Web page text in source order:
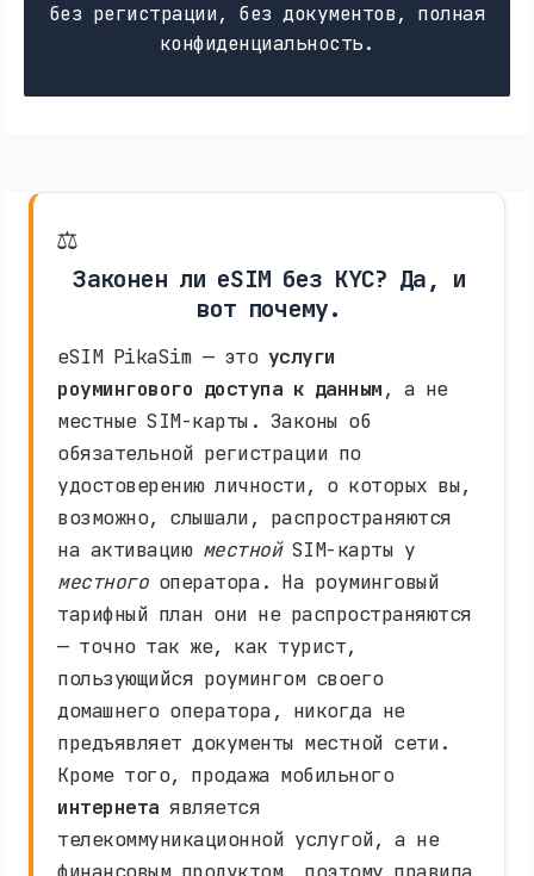
без регистрации, без документов, полная
конфиденциальность.
⚖️
Законен ли eSIM без KYC? Да, и
вот почему.
eSIM PikaSim — это услуги
роумингового доступа к данным, а не
местные SIM-карты. Законы об
обязательной регистрации по
удостоверению личности, о которых вы,
возможно, слышали, распространяются
на активацию местнойSIM-карты у
местногооператора. На роуминговый
тарифный план они не распространяются
— точно так же, как турист,
пользующийся роумингом своего
домашнего оператора, никогда не
предъявляет документы местной сети.
Кроме того, продажа мобильного
интернета является
телекоммуникационной услугой, а не